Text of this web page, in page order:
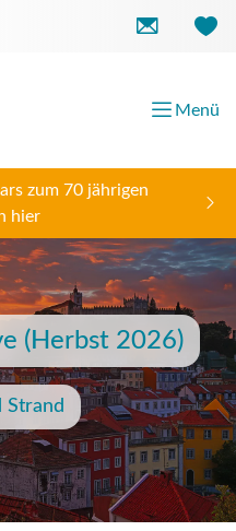
Menü
zum 70 jährigen
hier
(Herbst 2026)
Strand